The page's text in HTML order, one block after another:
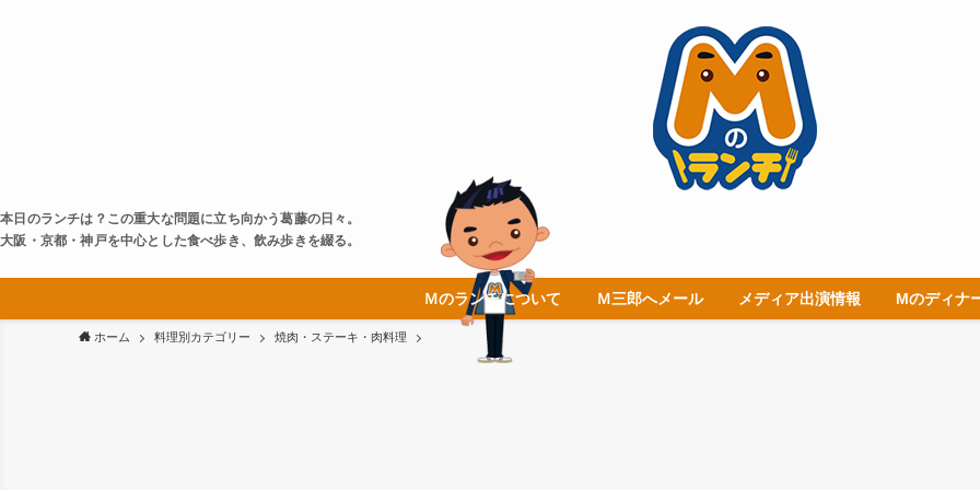
本日のランチは？この重大な問題に立ち向かう葛藤の日々。
大阪・京都・神戸を中心とした食べ歩き、飲み歩きを綴る。
Ｍのランチについて Ｍ三郎へメール メディア出演情報 Mのディナ
ホーム 料理別カテゴリー 焼肉・ステーキ・肉料理